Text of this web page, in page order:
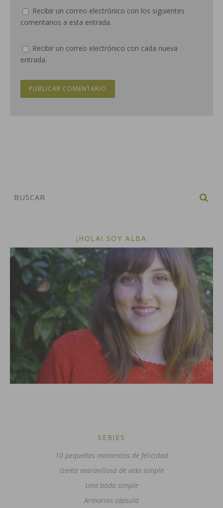
Recibir un correo electrónico con los siguientes
comentarios a esta entrada.
Recibir un correo electrónico con cada nueva
entrada.
¡HOLA! SOY ALBA
SERIES
10 pequeños momentos de felicidad
Gente maravillosa de vida simple
Una boda simple
Armarios cápsula